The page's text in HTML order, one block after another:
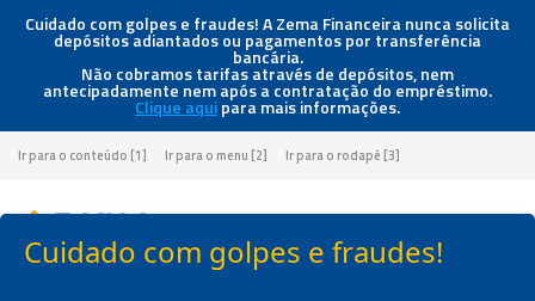
Cuidado com golpes e fraudes! A Zema Financeira nunca solicita
depósitos adiantados ou pagamentos por transferência
bancária.
Não cobramos tarifas através de depósitos, nem
antecipadamente nem após a contratação do empréstimo.
Clique aquipara mais informações.
Cuidado com golpes e fraudes!
Ir para o conteúdo [1] Ir para o menu [2] Ir para o rodapé [3]